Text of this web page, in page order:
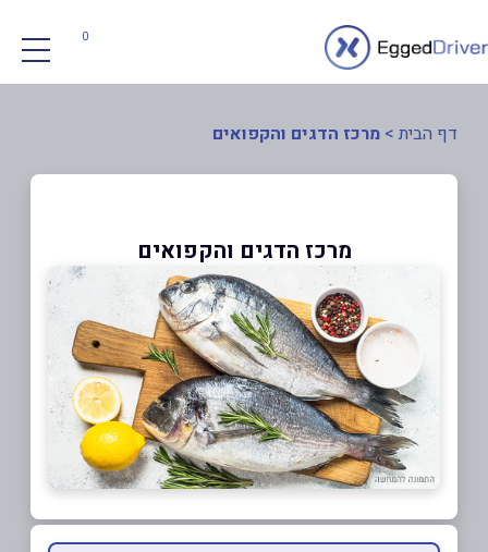
0
דף הבית > מרכז הדגים והקפואים
מרכז הדגים והקפואים